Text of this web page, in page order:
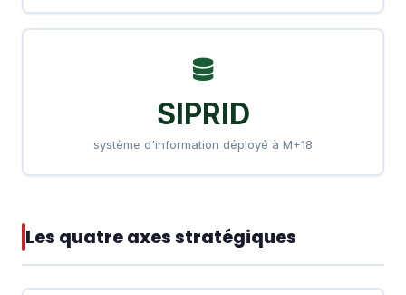
SIPRID
système d'information déployé à M+18
Les quatre axes stratégiques